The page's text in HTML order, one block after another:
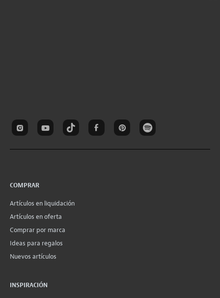
COMPRAR
Artículos en liquidación
Artículos en oferta
Comprar por marca
Ideas para regalos
Nuevos artículos
INSPIRACIÓN